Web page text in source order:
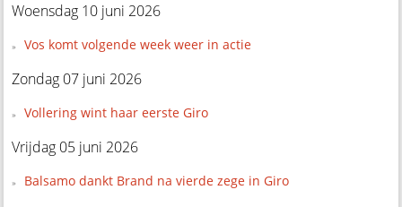
Woensdag 10 juni 2026
Vos komt volgende week weer in actie
Zondag 07 juni 2026
Vollering wint haar eerste Giro
Vrijdag 05 juni 2026
Balsamo dankt Brand na vierde zege in Giro